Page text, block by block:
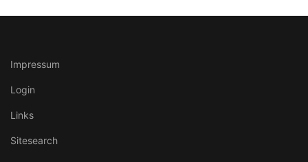
Impressum
Login
Links
Sitesearch